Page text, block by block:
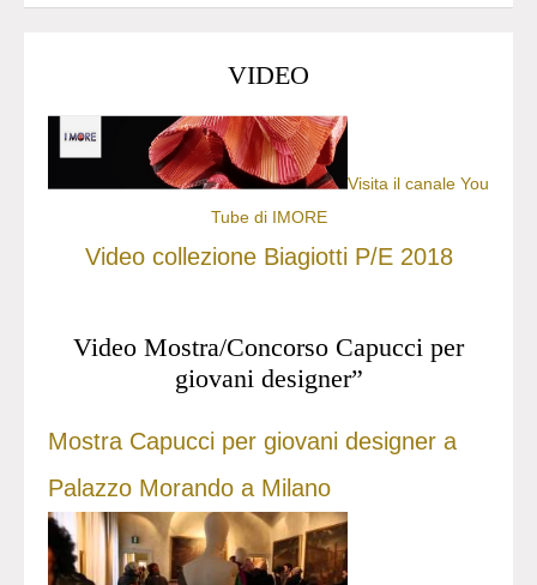
VIDEO
Visita il canale You
Tube di IMORE
Video collezione Biagiotti P/E 2018
Video Mostra/Concorso Capucci per
giovani designer”
Mostra Capucci per giovani designer a
Palazzo Morando a Milano